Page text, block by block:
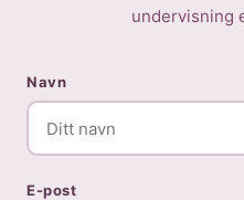
undervisning
Navn
E-post